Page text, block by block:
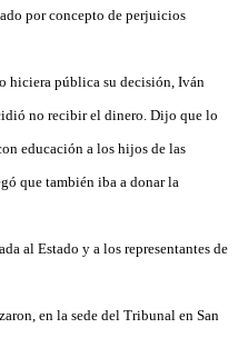
por concepto de perjuicios
hiciera pública su decisión, Iván
no recibir el dinero. Dijo que lo
educación a los hijos de las
que también iba a donar la
al Estado y a los representantes de
en la sede del Tribunal en San